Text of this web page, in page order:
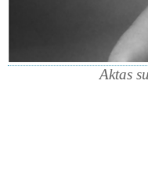
Aktas